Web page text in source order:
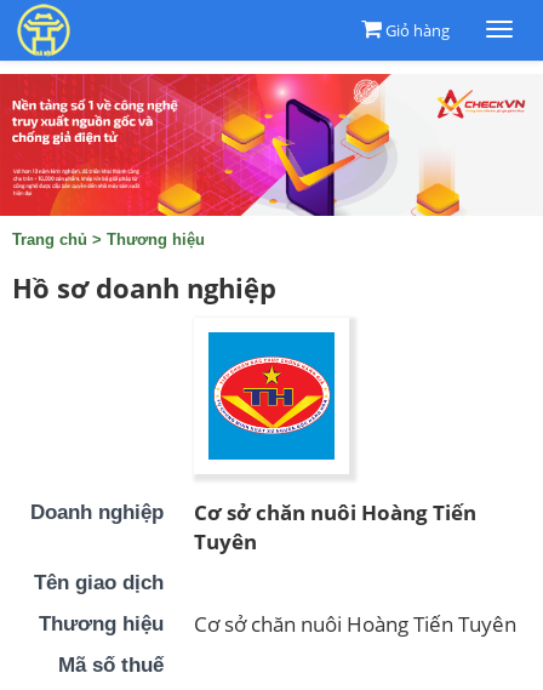
Giỏ hàng
Trang chủ > Thương hiệu
Hồ sơ doanh nghiệp
Doanh nghiệp
Cơ sở chăn nuôi Hoàng Tiến
Tuyên
Tên giao dịch
Thương hiệu
Cơ sở chăn nuôi Hoàng Tiến Tuyên
Mã số thuế